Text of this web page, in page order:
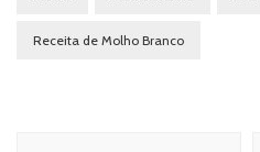
Receita de Molho Branco